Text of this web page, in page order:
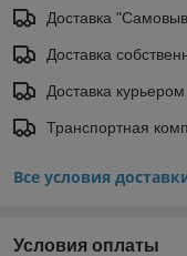
Доставка
Доставка
Доставка курьером
Транспортная
Все условия
Условия оплаты